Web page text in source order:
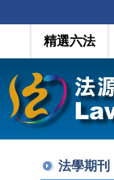
精選六法
法學期刊